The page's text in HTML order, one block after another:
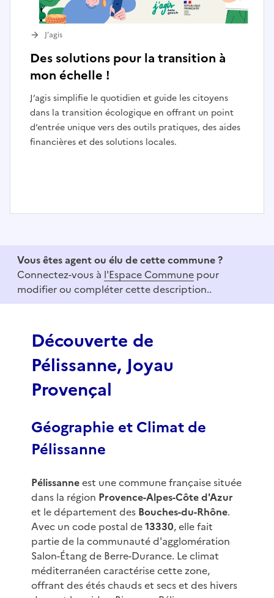
Des solutions pour la transition à
mon échelle !
J’agis simplifie le quotidien et guide les citoyens
dans la transition écologique en offrant un point
d’entrée unique vers des outils pratiques, des aides
financières et des solutions locales.
J’agis
f
Vous êtes agent ou élu de cette commune ?
Connectez-vous à l'Espace Commune pour
modifier ou compléter cette description..
Découverte de
Pélissanne, Joyau
Provençal
Géographie et Climat de
Pélissanne
Pélissanneest une commune française située
dans la région Provence-Alpes-Côte d'Azur
et le département des Bouches-du-Rhône.
Avec un code postal de13330, elle fait
partie de la communauté d'agglomération
Salon-Étang de Berre-Durance. Le climat
méditerranéen caractérise cette zone,
offrant des étés chauds et secs et des hivers